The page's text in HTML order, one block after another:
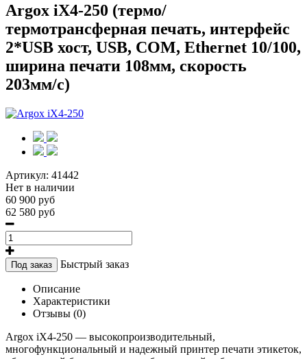
Argox iX4-250 (термо/
термотрансферная печать, интерфейс
2*USB хост, USB, COM, Ethernet 10/100,
ширина печати 108мм, скорость
203мм/с)
Артикул: 41442
Нет в наличии
60 900 руб
62 580 руб
Под заказ Быстрый заказ
Описание
Характеристики
Отзывы (0)
Argox iX4-250 — высокопроизводительный,
многофункциональный и надежный принтер печати этикеток,